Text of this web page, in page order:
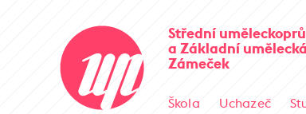
Střední
a Základní
Zámeček
Škola Uchazeč